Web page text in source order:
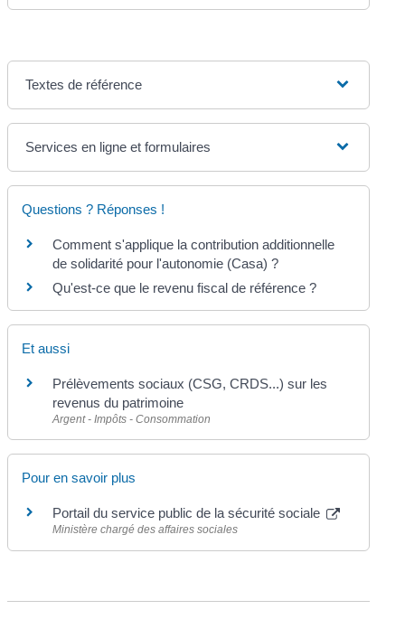
Textes de référence
Services en ligne et formulaires
Questions ? Réponses !
Comment s'applique la contribution additionnelle
de solidarité pour l'autonomie (Casa) ?
Qu'est-ce que le revenu fiscal de référence ?
Et aussi
Prélèvements sociaux (CSG, CRDS...) sur les
revenus du patrimoine
Argent - Impôts - Consommation
Pour en savoir plus
Portail du service public de la sécurité sociale
Ministère chargé des affaires sociales